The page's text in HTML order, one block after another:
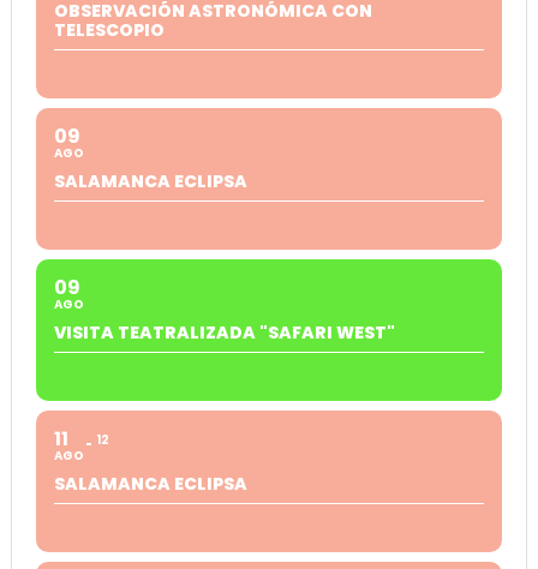
OBSERVACIÓN ASTRONÓMICA CON
TELESCOPIO
09
AGO
SALAMANCA ECLIPSA
09
AGO
VISITA TEATRALIZADA "SAFARI WEST"
11
AGO
12
SALAMANCA ECLIPSA